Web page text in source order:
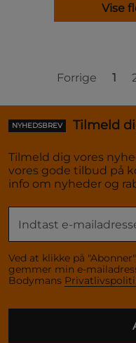
Vise
Forrige 1
NYHEDSBREV Tilmeld
Tilmeld dig vores
vores gode tilbud på
info om nyheder og
Ved at klikke på
gemmer min e-
Bodymans